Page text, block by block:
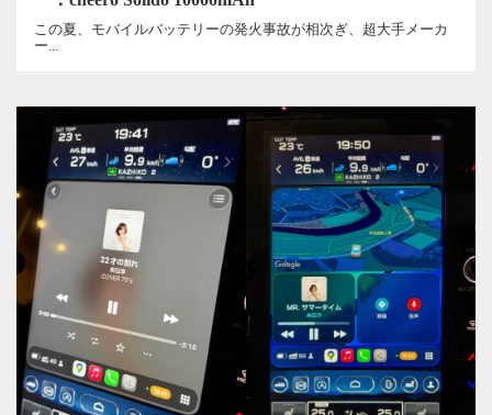
この夏、モバイルバッテリーの発火事故が相次ぎ、超大手メーカ
ー...